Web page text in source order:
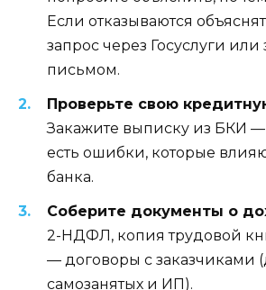
Если отказываются
запрос через Госуслуги или
письмом.
Проверьте свою
Закажите выписку из БКИ —
есть ошибки, которые
банка.
Соберите документы о
2-НДФЛ, копия трудовой
— договоры с заказчиками
самозанятых и ИП).